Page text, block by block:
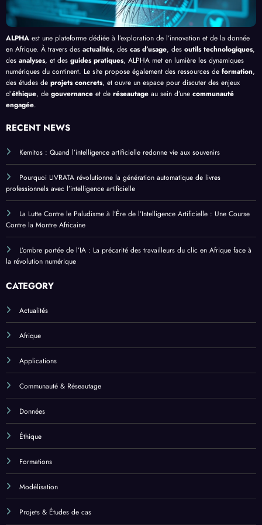
ALPHA est une plateforme dédiée à l’exploration de l’innovation et de la donnée
en Afrique. À travers des actualités, des cas d’usage, des outils technologiques,
des analyses, et des guides pratiques, ALPHA met en lumière les dynamiques
numériques du continent. Le site propose également des ressources de formation,
des études de projets concrets, et ouvre un espace pour discuter des enjeux
d’éthique, de gouvernance et de réseautage au sein d’une communauté
engagée.
RECENT NEWS
Kemitos : Quand l’intelligence artificielle redonne vie aux souvenirs
Pourquoi LIVRATA révolutionne la génération automatique de livres
professionnels avec l’intelligence artificielle
La Lutte Contre le Paludisme à l’Ère de l’Intelligence Artificielle : Une Course
Contre la Montre Africaine
L’ombre portée de l’IA : La précarité des travailleurs du clic en Afrique face à
la révolution numérique
CATEGORY
Actualités
Afrique
Applications
Communauté & Réseautage
Données
Éthique
Formations
Modélisation
Projets & Études de cas